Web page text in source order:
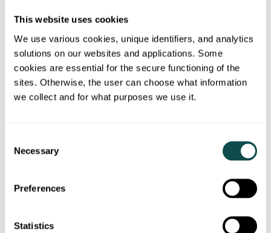
This website uses cookies
We use various cookies, unique identifiers, and analytics
solutions on our websites and applications. Some
cookies are essential for the secure functioning of the
sites. Otherwise, the user can choose what information
we collect and for what purposes we use it.
Selection
Necessary
Preferences
Statistics
Osakasluettelorekisterin tietosuojaseloste
Sisäpiirihallinnon tietosuojaseloste
Arvonnan säännöt